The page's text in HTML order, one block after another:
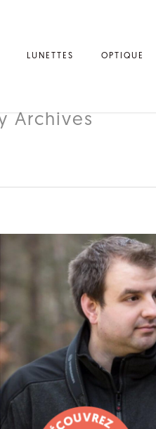
LUNETTES OPTIQUE
Archives